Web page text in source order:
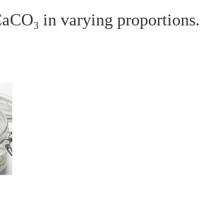
in varying proportions.